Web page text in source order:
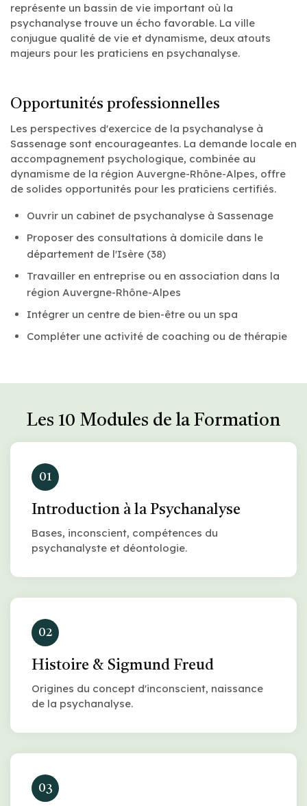
représente un bassin de vie important où la
psychanalyse trouve un écho favorable. La ville
conjugue qualité de vie et dynamisme, deux atouts
majeurs pour les praticiens en psychanalyse.
Opportunités professionnelles
Les perspectives d'exercice de la psychanalyse à
Sassenage sont encourageantes. La demande locale en
accompagnement psychologique, combinée au
dynamisme de la région Auvergne-Rhône-Alpes, offre
de solides opportunités pour les praticiens certifiés.
Ouvrir un cabinet de psychanalyse à Sassenage
Proposer des consultations à domicile dans le
département de l'Isère (38)
Travailler en entreprise ou en association dans la
région Auvergne-Rhône-Alpes
Intégrer un centre de bien-être ou un spa
Compléter une activité de coaching ou de thérapie
Les 10 Modules de la Formation
01
Introduction à la Psychanalyse
Bases, inconscient, compétences du
psychanalyste et déontologie.
02
Histoire & Sigmund Freud
Origines du concept d'inconscient, naissance
de la psychanalyse.
03